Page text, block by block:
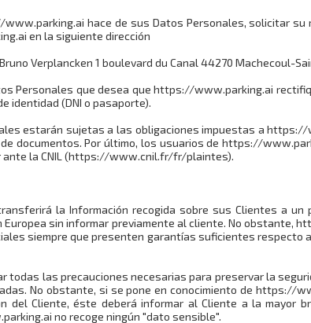
hace de sus Datos Personales, solicitar
en la siguiente dirección
Bruno Verplancken 1 boulevard du Canal 44270 Machecoul-
Personales que desea que https://www.parking.ai
identidad (DNI o pasaporte).
estarán sujetas a las obligaciones impuestas a
documentos. Por último, los usuarios de https://
ante la CNIL (https://www.cnil.fr/fr/plaintes).
la Información recogida sobre sus Clientes a un
Europea sin informar previamente al cliente. No obstante,
siempre que presenten garantías suficientes respecto
las precauciones necesarias para preservar la
No obstante, si se pone en conocimiento de https://
del Cliente, éste deberá informar al Cliente a la mayor
no recoge ningún "dato sensible".